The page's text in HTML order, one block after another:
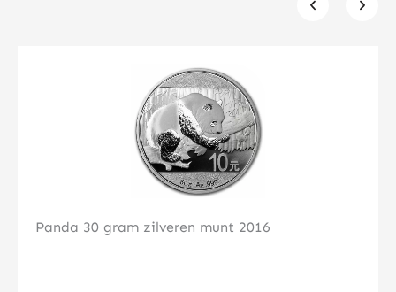
Panda 30 gram zilveren munt 2016
Klik hier